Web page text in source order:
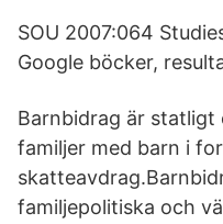
SOU 2007:064
Google böcker,
Barnbidrag är
familjer med barn i
familjepolitiska och